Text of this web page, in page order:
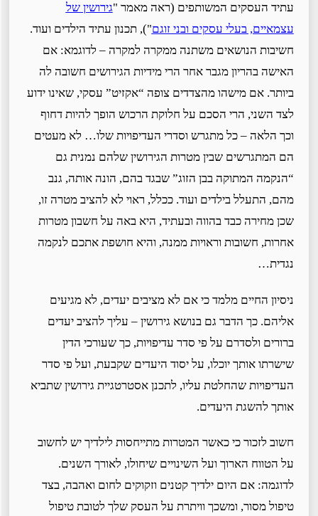
עתיד העסקים המשותפים (ראה מאמר " גירושין של
עצמאיים, בעלי עסקים ובני זוגם"), תכנון עתיד הילדים ועוד.
חשיבות הנושאים משתנה ממקרה למקרה – לדוגמא: אם
האישה בהריון מגבר אחר הרי מידיות הגירושים חשובה לה
ביותר. אם מישהו מהצדדים צופה “אקזיט” עסקי, שאינו ידוע
לצד השני, הרי הסכם על חלוקת הרכוש הופך להיות דחוף
וכך הלאה – כל מתגרש וסדרי העדיפויות שלו… לא מעטים
הם המתגרשים שבין מטרות הגירושין שלהם נמנית גם
“הנקמה המתוקה בבן הזוג” שבגד בהם, הונה אותה, גנב
מהם, התעלל בילדים ועוד. ככלל, ראוי לא להציב מטרה זו,
שכן מחירה כבד בהווה ובעתיד, היא באה על חשבון מטרות
אחרות, חשובות וראויות ממנה, והיא חושפת אתכם לנקמה
נגדית…
ניסיון החיים מלמד כי אם לא מציבים יעדים, לא מגיעים
אליהם. כך הדבר גם בנושא גירושין – עליך להציב יעדים
ברורים ולסדרם על פי סדר עדיפויות, כך שעורכי הדין
שישרתו אותך יוכלו, על יסוד היעדים שקבעת, ועל פי סדר
העדיפויות שהחלטת עליו, לתכנן אסטרטגיית גירושין שתביא
אותך להשגת היעדים.
חשוב לזכור כי כאשר המטרות מתייחסות לילדיך יש לחשוב
על הטווח הארוך ועל השינויים שיחולו, לאורך השנים.
לדוגמה: אם היום ילדיך קטנים וזקוקים לחום ואהבה, בצד
טיפול מסור, ומשכך וויתרת על העסק שלך לטובת טיפול